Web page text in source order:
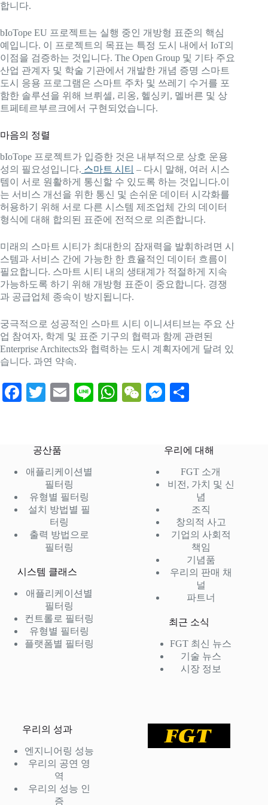
합니다.
bIoTope EU 프로젝트는 실행 중인 개방형 표준의 핵심
예입니다. 이 프로젝트의 목표는 특정 도시 내에서 IoT의
이점을 검증하는 것입니다. The Open Group 및 기타 주요
산업 관계자 및 학술 기관에서 개발한 개념 증명 스마트
도시 응용 프로그램은 스마트 주차 및 쓰레기 수거를 포
함한 솔루션을 위해 브뤼셀, 리옹, 헬싱키, 멜버른 및 상
트페테르부르크에서 구현되었습니다.
마음의 정렬
bIoTope 프로젝트가 입증한 것은 내부적으로 상호 운용
성의 필요성입니다. 스마트 시티 – 다시 말해, 여러 시스
템이 서로 원활하게 통신할 수 있도록 하는 것입니다.이
는 서비스 개선을 위한 통신 및 손쉬운 데이터 시각화를
허용하기 위해 서로 다른 시스템 제조업체 간의 데이터
형식에 대해 합의된 표준에 전적으로 의존합니다.
미래의 스마트 시티가 최대한의 잠재력을 발휘하려면 시
스템과 서비스 간에 가능한 한 효율적인 데이터 흐름이
필요합니다. 스마트 시티 내의 생태계가 적절하게 지속
가능하도록 하기 위해 개방형 표준이 중요합니다. 경쟁
과 공급업체 종속이 방지됩니다.
궁극적으로 성공적인 스마트 시티 이니셔티브는 주요 산
업 참여자, 학계 및 표준 기구의 협력과 함께 관련된
Enterprise Architects와 협력하는 도시 계획자에게 달려 있
습니다. 과연 약속.
Fa
ok
T
r
E
Li
W
W
M
ng
공산품
애플리케이션별
필터링
유형별 필터링
설치 방법별 필
터링
출력 방법으로
필터링
시스템 클래스
애플리케이션별
필터링
컨트롤로 필터링
유형별 필터링
플랫폼별 필터링
우리에 대해
FGT 소개
비전, 가치 및 신
념
조직
창의적 사고
기업의 사회적
책임
기념품
우리의 판매 채
널
파트너
최근 소식
FGT 최신 뉴스
기술 뉴스
시장 정보
우리의 성과
엔지니어링 성능
우리의 공연 영
역
우리의 성능 인
증